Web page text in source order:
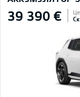
39 390 €